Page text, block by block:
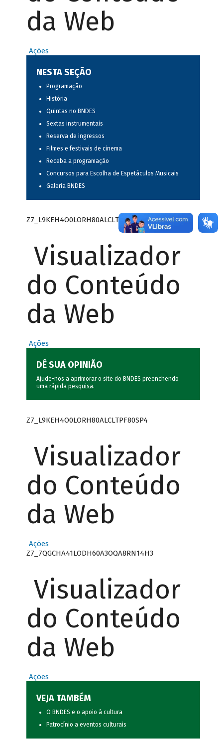
da Web
Ações
NESTA SEÇÃO
Programação
História
Quintas no BNDES
Sextas instrumentais
Reserva de ingressos
Filmes e festivais de cinema
Receba a programação
Concursos para Escolha de Espetáculos Musicais
Galeria BNDES
Z7_L9KEH4O0LORH80ALCLTPF80S97
Visualizador
do Conteúdo
da Web
Ações
DÊ SUA OPINIÃO
Ajude-nos a aprimorar o site do BNDES preenchendo
uma rápida pesquisa.
Z7_L9KEH4O0LORH80ALCLTPF80SP4
Visualizador
do Conteúdo
da Web
Ações
Z7_7QGCHA41LODH60A3OQA8RN14H3
Visualizador
do Conteúdo
da Web
Ações
VEJA TAMBÉM
O BNDES e o apoio à cultura
Patrocínio a eventos culturais